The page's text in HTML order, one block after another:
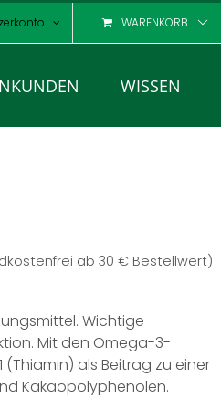
WARENKORB
WISSEN
ab 30 € Bestellwert)
Wichtige
Mit den Omega-3-
(Thiamin) als Beitrag zu einer
Kakaopolyphenolen.